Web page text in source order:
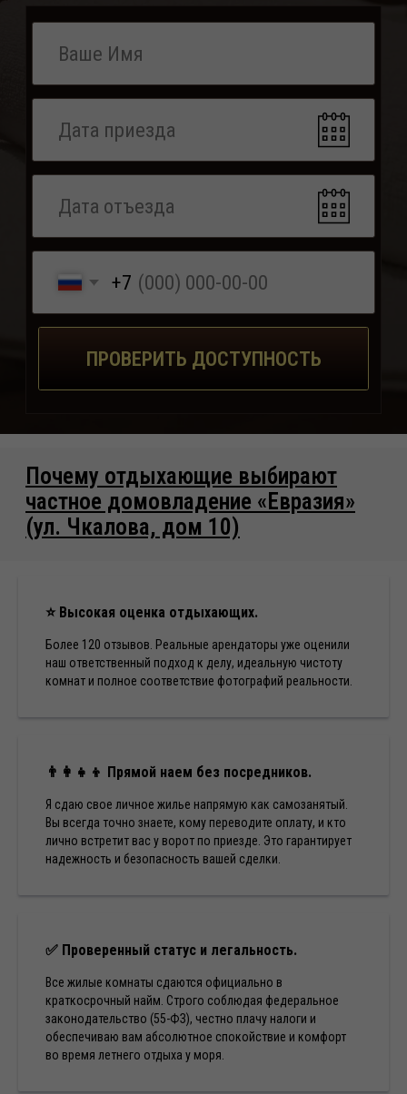
+7
ПРОВЕРИТЬ ДОСТУПНОСТЬ
частное домовладение «Евразия»
⭐ Высокая оценка отдыхающих.
Более 120 отзывов. Реальные арендаторы уже оценили
наш ответственный подход к делу, идеальную чистоту
комнат и полное соответствие фотографий реальности.
👨‍👩‍👧‍👦 Прямой наем без посредников.
Я сдаю свое личное жилье напрямую как самозанятый.
Вы всегда точно знаете, кому переводите оплату, и кто
лично встретит вас у ворот по приезде. Это гарантирует
надежность и безопасность вашей сделки.
✅ Проверенный статус и легальность.
Все жилые комнаты сдаются официально в
краткосрочный найм. Строго соблюдая федеральное
законодательство (55-ФЗ), честно плачу налоги и
обеспечиваю вам абсолютное спокойствие и комфорт
во время летнего отдыха у моря.
/5
4.6
(Оценка 4.6 на Яндекс Картах на
основе 120 реальных отзывов)